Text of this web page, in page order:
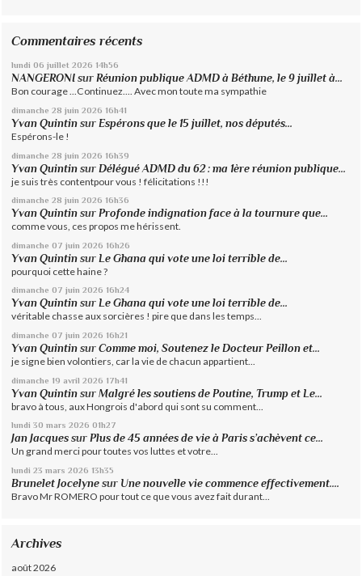
Commentaires récents
lundi 06 juillet 2026 14h56
NANGERONI surRéunion publique ADMD à Béthune, le 9 juillet à...
Bon courage ...Continuez.... Avec mon toute ma sympathie
dimanche 28 juin 2026 16h41
Yvan Quintin surEspérons que le 15 juillet, nos députés...
Espérons-le !
dimanche 28 juin 2026 16h39
Yvan Quintin surDélégué ADMD du 62 : ma 1ère réunion publique...
je suis très contentpour vous ! félicitations !!!
dimanche 28 juin 2026 16h36
Yvan Quintin surProfonde indignation face à la tournure que...
comme vous, ces propos me hérissent.
dimanche 07 juin 2026 16h26
Yvan Quintin sur Le Ghana qui vote une loi terrible de...
pourquoi cette haine ?
dimanche 07 juin 2026 16h24
Yvan Quintin surLe Ghana qui vote une loi terrible de...
véritable chasse aux sorcières ! pire que dans les temps...
dimanche 07 juin 2026 16h21
Yvan Quintin surComme moi, Soutenez le Docteur Peillon et...
je signe bien volontiers, car la vie de chacun appartient...
dimanche 19 avril 2026 17h41
Yvan Quintin surMalgré les soutiens de Poutine, Trump et Le...
bravo à tous, aux Hongrois d'abord qui sont su comment...
lundi 30 mars 2026 01h27
Jan Jacques surPlus de 45 années de vie à Paris s’achèvent ce...
Un grand merci pour toutes vos luttes et votre...
lundi 23 mars 2026 13h35
Brunelet Jocelyne sur Une nouvelle vie commence effectivement....
Bravo Mr ROMERO pour tout ce que vous avez fait durant...
Archives
août 2026